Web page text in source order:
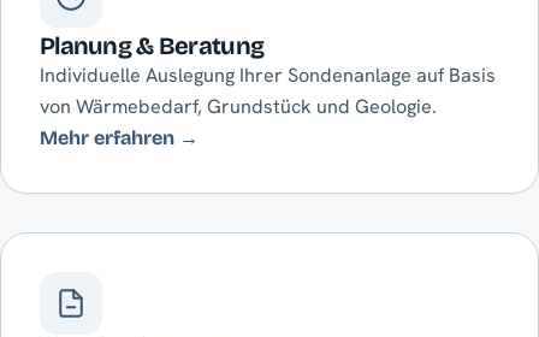
Planung & Beratung
Individuelle Auslegung Ihrer Sondenanlage auf Basis
von Wärmebedarf, Grundstück und Geologie.
Mehr erfahren →